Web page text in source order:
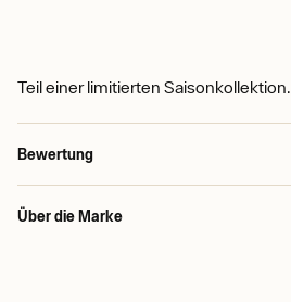
Teil einer limitierten Saisonkollektion.
Bewertung
Über die Marke